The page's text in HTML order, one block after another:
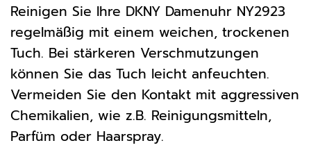
Reinigen Sie Ihre DKNY Damenuhr NY2923
regelmäßig mit einem weichen, trockenen
Tuch. Bei stärkeren Verschmutzungen
können Sie das Tuch leicht anfeuchten.
Vermeiden Sie den Kontakt mit aggressiven
Chemikalien, wie z.B. Reinigungsmitteln,
Parfüm oder Haarspray.